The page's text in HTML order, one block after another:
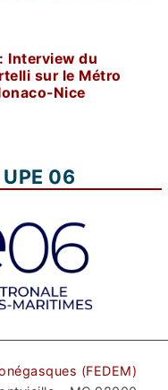
Interview du
sur le Métro
Nice
UPE 06
(FEDEM)